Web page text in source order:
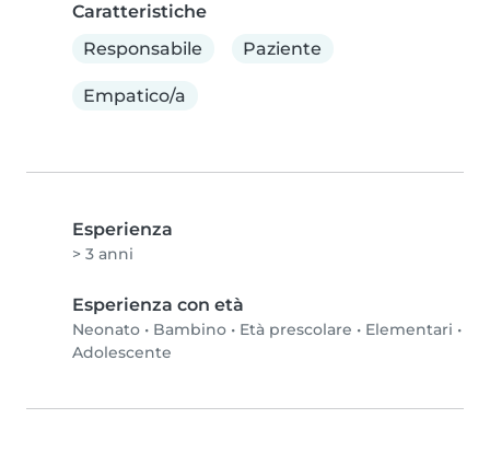
Caratteristiche
Responsabile
Paziente
Empatico/a
Esperienza
> 3 anni
Esperienza con età
Neonato • Bambino • Età prescolare • Elementari •
Adolescente